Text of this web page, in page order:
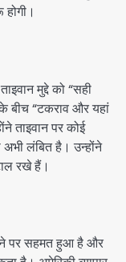
मुद्दे को “सही
बीच “टकराव और यहां
ताइवान पर कोई
अभी लंबित है। उन्होंने
रखे हैं।
पर सहमत हुआ है और